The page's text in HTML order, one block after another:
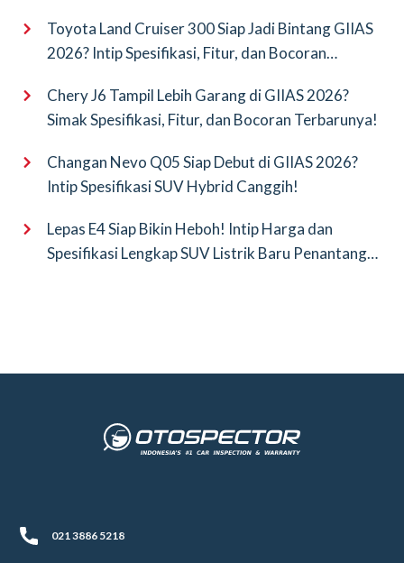
Toyota Land Cruiser 300 Siap Jadi Bintang GIIAS
2026? Intip Spesifikasi, Fitur, dan Bocoran
Chery J6 Tampil Lebih Garang di GIIAS 2026?
Simak Spesifikasi, Fitur, dan Bocoran Terbarunya!
Changan Nevo Q05 Siap Debut di GIIAS 2026?
Intip Spesifikasi SUV Hybrid Canggih!
Lepas E4 Siap Bikin Heboh! Intip Harga dan
Spesifikasi Lengkap SUV Listrik Baru Penantang
021 3886 5218